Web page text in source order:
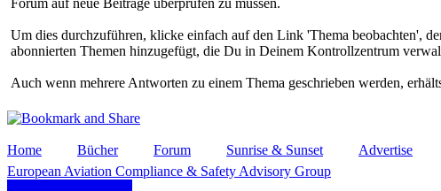
Um dies durchzuführen, klicke einfach auf den Link 'Thema beobachten',
abonnierten Themen hinzugefügt, die Du in Deinem Kontrollzentrum
Auch wenn mehrere Antworten zu einem Thema geschrieben werden,
Home Bücher Forum Sunrise & Sunset Advertise
European Aviation Compliance & Safety Advisory Group